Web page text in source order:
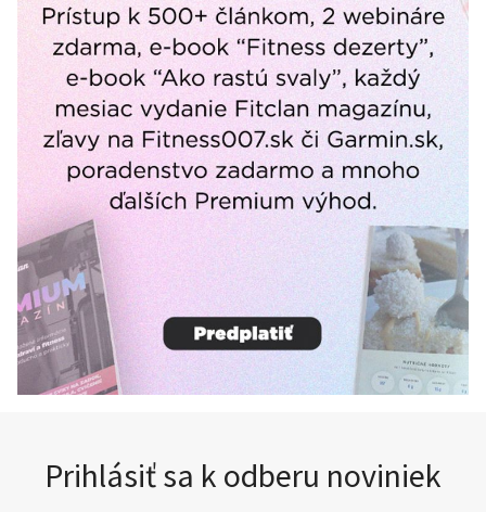
Prihlásiť sa k odberu noviniek